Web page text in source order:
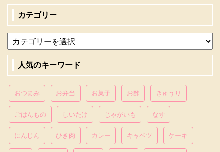
カテゴリー
人気のキーワード
おつまみ お弁当 お菓子 お酢 きゅうり
ごはんもの しいたけ じゃがいも なす
にんじん ひき肉 カレー キャベツ ケーキ